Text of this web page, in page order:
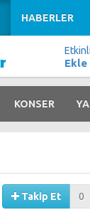
HABERLER
Ekle
KONSER
Takip Et 0